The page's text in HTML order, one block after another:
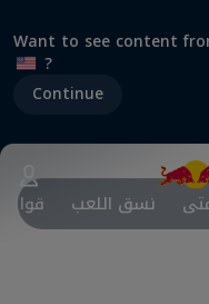
Want to see content
?
Continue
نسق اللعب